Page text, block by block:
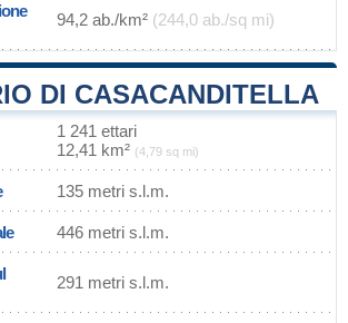
94,2 ab./km² (244,0 ab./sq mi)
DI CASACANDITELLA
1 241 ettari
12,41 km² (4,79 sq mi)
135 metri s.l.m.
446 metri s.l.m.
291 metri s.l.m.